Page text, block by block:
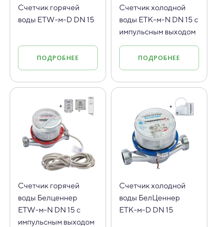
Cчетчик горячей
воды ETW-м-D DN 15
ПОДРОБНЕЕ
Cчетчик холодной
воды ETK-м-N DN 15 с
импульсным выходом
ПОДРОБНЕЕ
Cчетчик горячей
воды Белценнер
ETW-м-N DN 15 с
импульсным выходом
Cчетчик холодной
воды БелЦеннер
ETK-м-D DN 15